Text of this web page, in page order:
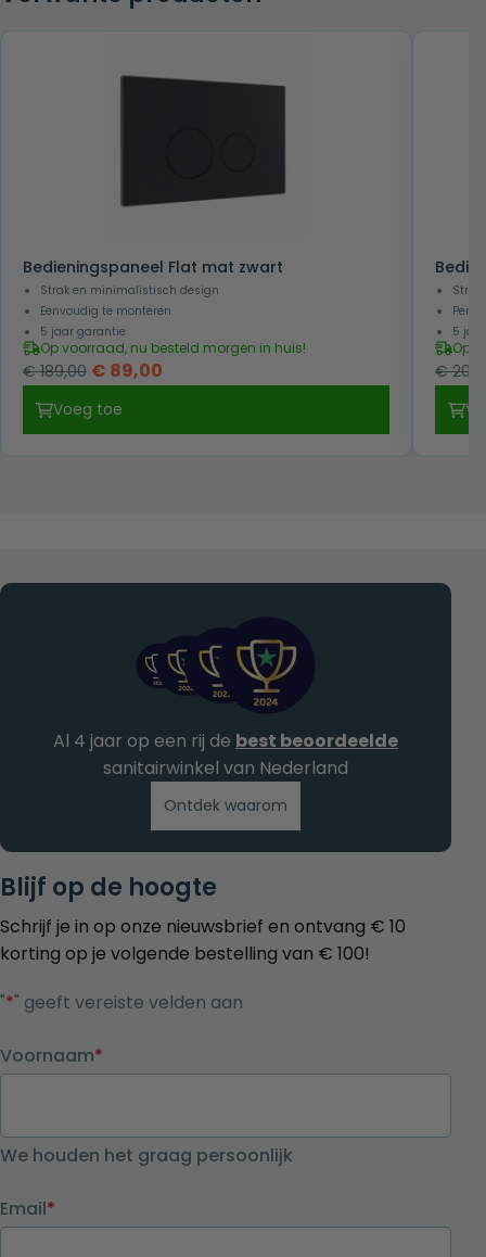
Bedieningspaneel Flat mat zwart
Strak en minimalistisch design
Eenvoudig te monteren
5 jaar garantie
Op voorraad, nu besteld morgen in huis!
€189,00 Oorspronkelijke
was:
€ 189,00.
€ 89,00
€ 89,00.
Voeg toe
5
Op
€
Blijf op de hoogte
Schrijf je in op onze nieuwsbrief en ontvang € 10
korting op je volgende bestelling van € 100!
"*" geeft vereiste velden aan
Voornaam*
We houden het graag persoonlijk
Email*
Al 4 jaar op een rij de best beoordeelde
sanitairwinkel van Nederland
Ontdek waarom